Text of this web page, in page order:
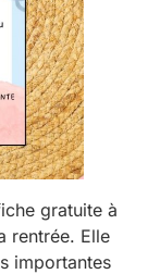
gratuite à
rentrée. Elle
importantes